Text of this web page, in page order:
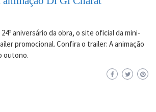
aniversário da obra, o site oficial da mini-
promocional. Confira o trailer: A animação
outono.